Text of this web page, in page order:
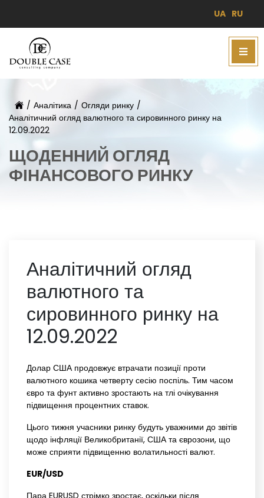
UA RU
/ Аналітика / Огляди ринку /
Аналітичний огляд валютного та сировинного ринку на
12.09.2022
ЩОДЕННИЙ ОГЛЯД
ФІНАНСОВОГО РИНКУ
Аналітичний огляд
валютного та
сировинного ринку на
12.09.2022
Долар США продовжує втрачати позиції проти
валютного кошика четверту сесію поспіль. Тим часом
євро та фунт активно зростають на тлі очікування
підвищення процентних ставок.
Цього тижня учасники ринку будуть уважними до звітів
щодо інфляції Великобританії, США та єврозони, що
може сприяти підвищенню волатильності валют.
EUR/USD